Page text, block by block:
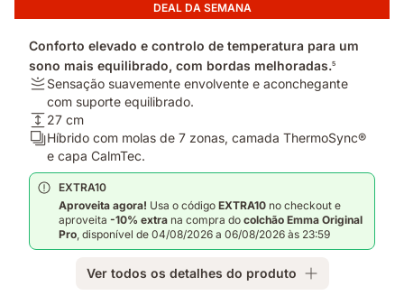
DEAL DA SEMANA
Conforto elevado e controlo de temperatura para um
sono mais equilibrado, com bordas melhoradas.5
Firmeza:
Sensação
suavemente
envolvente
aconchegante
com
suporte
equilibrado.
Sensação suavemente envolvente e aconchegante
com suporte equilibrado.
Altura:
27
27 cm
Camadas:
Híbrido
com
molas
zonas,
ThermoSync®
Híbrido com molas de 7 zonas, camada ThermoSync®
e capa CalmTec.
EXTRA10
Aproveita agora! Usa o código EXTRA10 no checkout e
aproveita -10% extra na compra do colchão Emma Original
Pro, disponível de 04/08/2026 a 06/08/2026 às 23:59
Ver todos os detalhes do produto